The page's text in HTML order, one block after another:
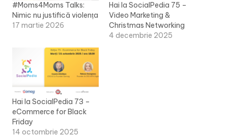
#Moms4Moms Talks:
Nimic nu justifică violența
17 martie 2026
Hai la SocialPedia 75 –
Video Marketing &
Christmas Networking
4 decembrie 2025
Hai la SocialPedia 73 –
eCommerce for Black
Friday
14 octombrie 2025